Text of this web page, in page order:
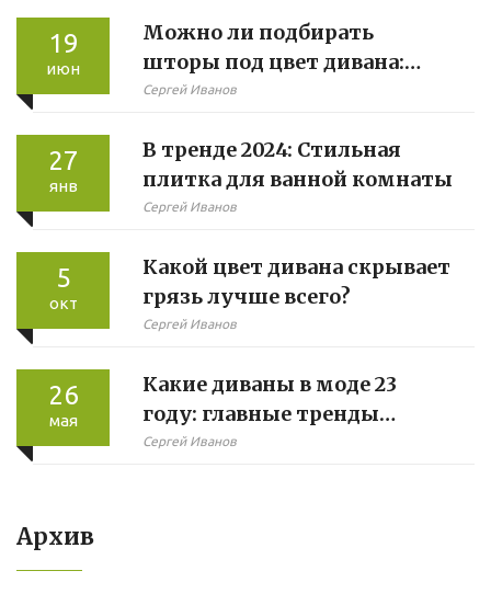
19
июн
Можно ли подбирать
шторы под цвет дивана:
современные фишки и
Сергей Иванов
27
янв
В тренде 2024: Стильная
плитка для ванной комнаты
Сергей Иванов
5
окт
Какой цвет дивана скрывает
грязь лучше всего?
Сергей Иванов
26
мая
Какие диваны в моде 23
году: главные тренды
мягкой мебели
Сергей Иванов
Архив